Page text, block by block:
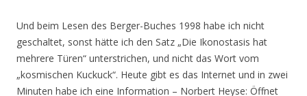
Und beim Lesen des Berger-Buches 1998 habe ich nicht
geschaltet, sonst hätte ich den Satz „Die Ikonostasis hat
mehrere Türen“ unterstrichen, und nicht das Wort vom
„kosmischen Kuckuck“. Heute gibt es das Internet und in zwei
Minuten habe ich eine Information – Norbert Heyse: Öffnet